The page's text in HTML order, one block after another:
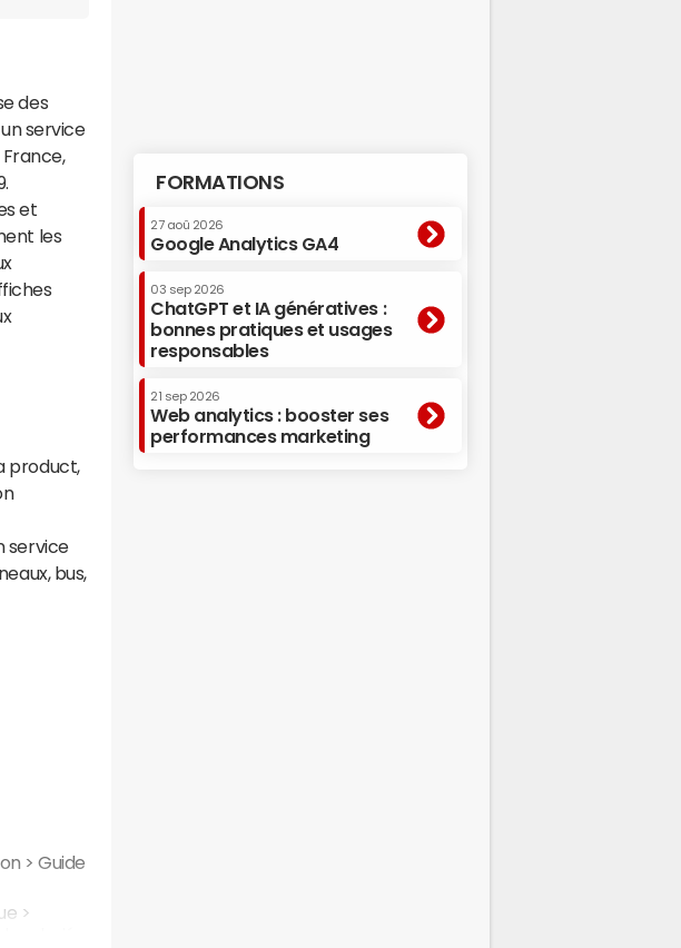
des
service
et
les
product,
service
bus,
> Guide
>
salarié
FORMATIONS
27 aoû 2026
Google Analytics GA4
03 sep 2026
ChatGPT et IA génératives :
bonnes pratiques et usages
responsables
21 sep 2026
Web analytics : booster ses
performances marketing